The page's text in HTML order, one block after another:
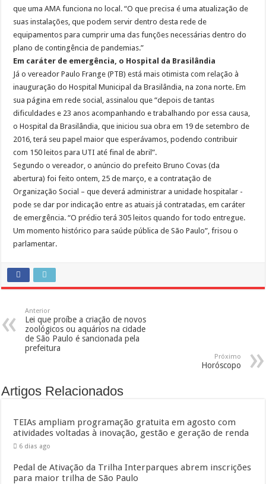
que uma AMA funciona no local. “O que precisa é uma atualização de
suas instalações, que podem servir dentro desta rede de
equipamentos para cumprir uma das funções necessárias dentro do
plano de contingência de pandemias.”
Em caráter de emergência, o Hospital da Brasilândia
Já o vereador Paulo Frange (PTB) está mais otimista com relação à
inauguração do Hospital Municipal da Brasilândia, na zona norte. Em
sua página em rede social, assinalou que “depois de tantas
dificuldades e 23 anos acompanhando e trabalhando por essa causa,
o Hospital da Brasilândia, que iniciou sua obra em 19 de setembro de
2016, terá seu papel maior que esperávamos, podendo contribuir
com 150 leitos para UTI até final de abril”.
Segundo o vereador, o anúncio do prefeito Bruno Covas (da
abertura) foi feito ontem, 25 de março, e a contratação de
Organização Social – que deverá administrar a unidade hospitalar -
pode se dar por indicação entre as atuais já contratadas, em caráter
de emergência. “O prédio terá 305 leitos quando for todo entregue.
Um momento histórico para saúde pública de São Paulo”, frisou o
parlamentar.
Anterior
Lei que proíbe a criação de novos
zoológicos ou aquários na cidade
de São Paulo é sancionada pela
prefeitura
Próximo
Horóscopo
Artigos Relacionados
TEIAs ampliam programação gratuita em agosto com
atividades voltadas à inovação, gestão e geração de renda
6 dias ago
Pedal de Ativação da Trilha Interparques abrem inscrições
para maior trilha de São Paulo